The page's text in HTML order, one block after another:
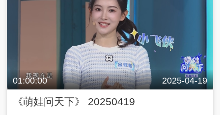
01:00:00 2025-04-19
《萌娃问天下》 20250419